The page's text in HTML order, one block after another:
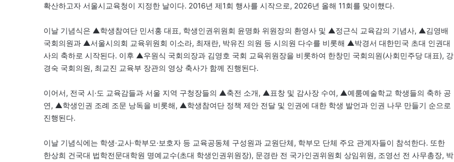
확산하고자 서울시교육청이 지정한 날이다. 2016년 제1회 행사를 시작으로, 2026년 올해 11회를 맞이했다.
이날 기념식은 ▲학생참여단 민서홍 대표, 학생인권위원회 윤명화 위원장의 환영사 및 ▲정근식 교육감의 기념사, ▲김영배
국회의원과 ▲서울시의회 교육위원회 이소라, 최재란, 박유진 의원 등 시의원 다수를 비롯해 ▲박경서 대한민국 초대 인권대
사의 축하로 시작된다. 이후 ▲우원식 국회의장과 김영호 국회 교육위원장을 비롯하여 한창민 국회의원(사회민주당 대표), 강
경숙 국회의원, 최교진 교육부 장관의 영상 축사가 함께 진행된다.
이어서, 전국 시·도 교육감들과 서울 지역 구청장들의 ▲축전 소개, ▲표창 및 감사장 수여, ▲예룸예술학교 학생들의 축하 공
연, ▲학생인권 조례 조문 낭독을 비롯해, ▲학생참여단 정책 제안 전달 및 인권에 대한 학생 발언과 인권 나무 만들기 순으로
진행된다.
이날 기념식에는 학생·교사·학부모·보호자 등 교육공동체 구성원과 교원단체, 학부모 단체 주요 관계자들이 참석한다. 또한
한상희 건국대 법학전문대학원 명예교수(초대 학생인권위원장), 문경란 전 국가인권위원회 상임위원, 조영선 전 사무총장, 박